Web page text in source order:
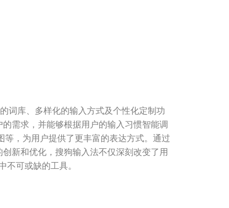
词库、多样化的输入方式及个性化定制功
需求，并能够根据用户的输入习惯智能调
，为用户提供了更丰富的表达方式。通过
新和优化，搜狗输入法不仅深刻改变了用
不可或缺的工具。